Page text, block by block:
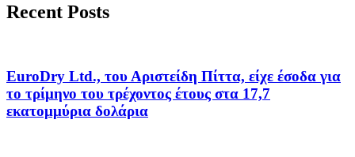
Recent Posts
EuroDry Ltd., του Αριστείδη Πίττα, είχε έσοδα για
το τρίμηνο του τρέχοντος έτους στα 17,7
εκατομμύρια δολάρια